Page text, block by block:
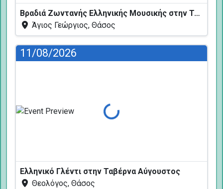
Βραδιά Ζωντανής Ελληνικής Μουσικής στην Ταβέρνα Κελάρι
Άγιος Γεώργιος, Θάσος
11/08/2026
Φόρτωση...
Ελληνικό Γλέντι στην Ταβέρνα Αύγουστος
Θεολόγος, Θάσος